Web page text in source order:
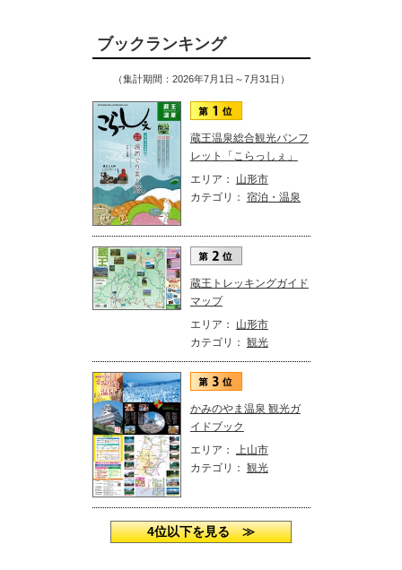
ブックランキング
（集計期間：2026年7月1日～7月31日）
蔵王温泉総合観光パンフ
レット「こらっしぇ」
エリア： 山形市
カテゴリ： 宿泊・温泉
蔵王トレッキングガイド
マップ
エリア： 山形市
カテゴリ： 観光
かみのやま温泉 観光ガ
イドブック
エリア： 上山市
カテゴリ： 観光
4位以下を見る ≫